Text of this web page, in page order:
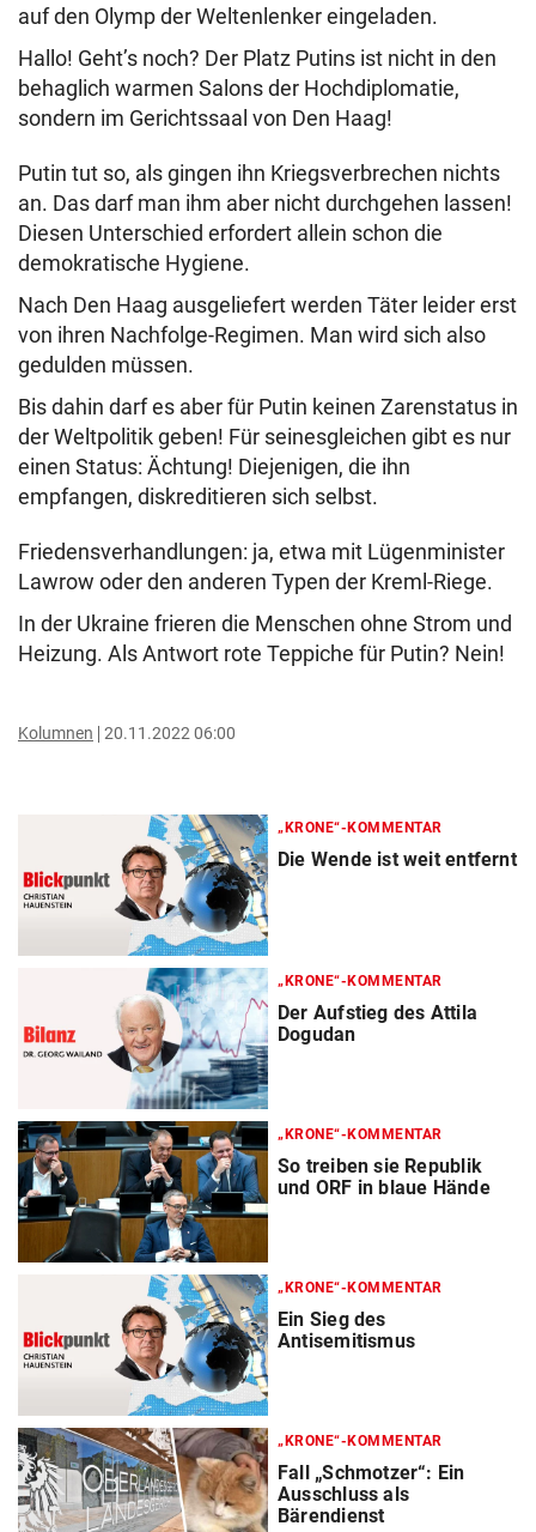
auf den Olymp der Weltenlenker eingeladen.
Hallo! Geht’s noch? Der Platz Putins ist nicht in den
behaglich warmen Salons der Hochdiplomatie,
sondern im Gerichtssaal von Den Haag!
Putin tut so, als gingen ihn Kriegsverbrechen nichts
an. Das darf man ihm aber nicht durchgehen lassen!
Diesen Unterschied erfordert allein schon die
demokratische Hygiene.
Nach Den Haag ausgeliefert werden Täter leider erst
von ihren Nachfolge-Regimen. Man wird sich also
gedulden müssen.
Bis dahin darf es aber für Putin keinen Zarenstatus in
der Weltpolitik geben! Für seinesgleichen gibt es nur
einen Status: Ächtung! Diejenigen, die ihn
empfangen, diskreditieren sich selbst.
Friedensverhandlungen: ja, etwa mit Lügenminister
Lawrow oder den anderen Typen der Kreml-Riege.
In der Ukraine frieren die Menschen ohne Strom und
Heizung. Als Antwort rote Teppiche für Putin? Nein!
Kolumnen 20.11.2022 06:00
„KRONE“-KOMMENTAR
Die Wende ist weit entfernt
„KRONE“-KOMMENTAR
Der Aufstieg des Attila
Dogudan
„KRONE“-KOMMENTAR
So treiben sie Republik
und ORF in blaue Hände
„KRONE“-KOMMENTAR
Ein Sieg des
Antisemitismus
„KRONE“-KOMMENTAR
Fall „Schmotzer“: Ein
Ausschluss als
Bärendienst